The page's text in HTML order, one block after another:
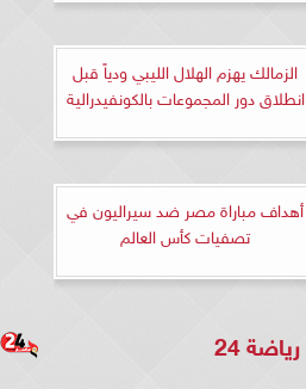
الزمالك يهزم الهلال الليبي ودياً قبل
انطلاق دور المجموعات بالكونفيدرالية
أهداف مباراة مصر ضد سيراليون في
تصفيات كأس العالم
رياضة 24